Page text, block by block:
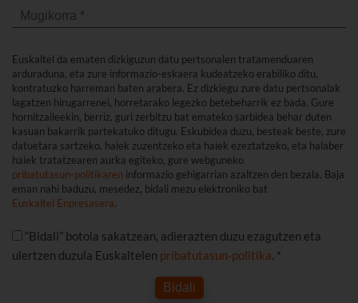
Euskaltel da ematen dizkiguzun datu pertsonalen tratamenduaren
arduraduna, eta zure informazio-eskaera kudeatzeko erabiliko ditu,
kontratuzko harreman baten arabera. Ez dizkiegu zure datu pertsonalak
lagatzen hirugarrenei, horretarako legezko betebeharrik ez bada. Gure
hornitzaileekin, berriz, guri zerbitzu bat emateko sarbidea behar duten
kasuan bakarrik partekatuko ditugu. Eskubidea duzu, besteak beste, zure
datuetara sartzeko, haiek zuzentzeko eta haiek ezeztatzeko, eta halaber
haiek tratatzearen aurka egiteko, gure webguneko
pribatutasun-politikaren informazio gehigarrian azaltzen den bezala. Baja
eman nahi baduzu, mesedez, bidali mezu elektroniko bat
Euskaltel Enpresasera.
“Bidali” botoia sakatzean, adierazten duzu ezagutzen eta
ulertzen duzula Euskaltelen pribatutasun-politika. *
Bidali